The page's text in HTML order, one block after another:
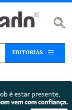
EDITORIAS